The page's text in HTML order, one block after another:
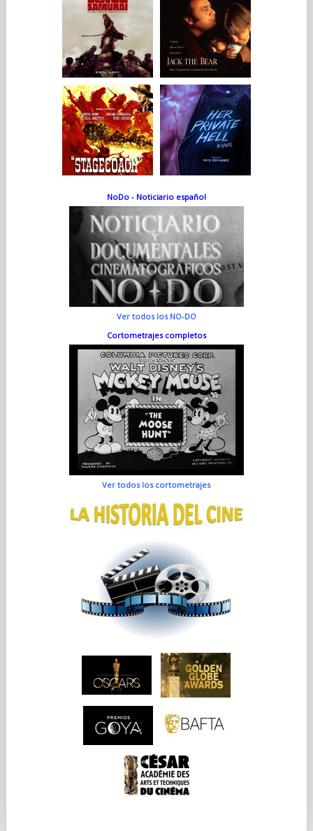
NoDo - Noticiario español
Ver todos los NO-DO
Cortometrajes completos
Ver todos los cortometrajes